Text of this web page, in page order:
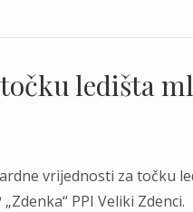
ledišta
vrijednosti za točku
PPI Veliki Zdenci.